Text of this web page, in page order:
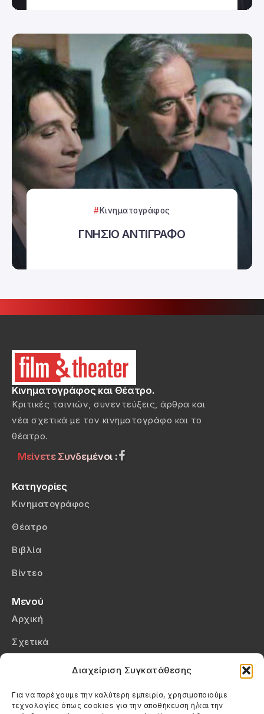
Διαχείριση Συγκατάθεσης
Για να παρέχουμε την καλύτερη εμπειρία, χρησιμοποιούμε
τεχνολογίες όπως cookies για την αποθήκευση ή/και την
Κινηματογράφος
ΓΝΗΣΙΟ ΑΝΤΙΓΡΑΦΟ
Κινηματογράφος και Θέατρο.
Κριτικές ταινιών, συνεντεύξεις, άρθρα και
νέα σχετικά με τον κινηματογράφο και το
θέατρο.
Μείνετε Συνδεμένοι :
Κατηγορίες
Κινηματογράφος
Θέατρο
Βιβλία
Βίντεο
Μενού
Αρχική
Σχετικά
Πολιτική Cookies (ΕΕ)